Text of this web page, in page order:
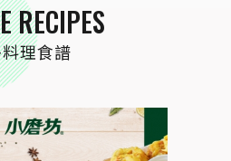
RECIPES
理食譜